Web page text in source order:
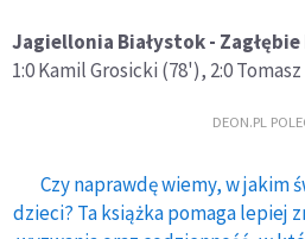
Jagiellonia Białystok -
1:0 Kamil Grosicki (78'), 2:0
DEON.PL
Czy naprawdę wiemy, w jakim
dzieci? Ta książka pomaga lepiej